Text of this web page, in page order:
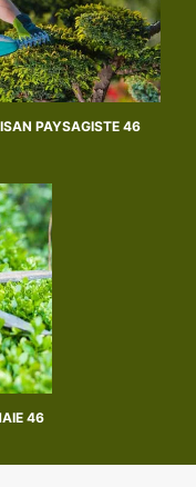
PAYSAGISTE 46
46